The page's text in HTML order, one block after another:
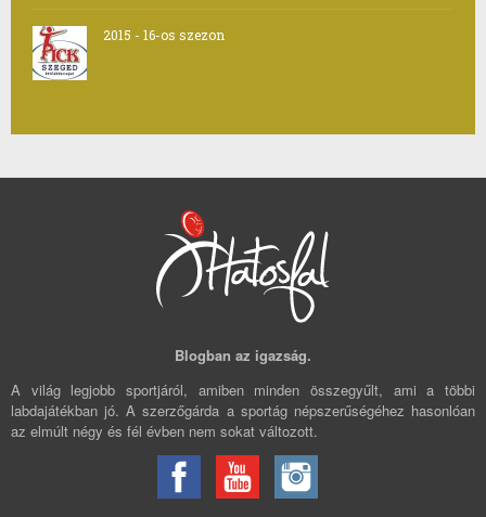
2015 - 16-os szezon
Blogban az igazság.
A világ legjobb sportjáról, amiben minden összegyűlt, ami a többi
labdajátékban jó. A szerzőgárda a sportág népszerűségéhez hasonlóan
az elmúlt négy és fél évben nem sokat változott.